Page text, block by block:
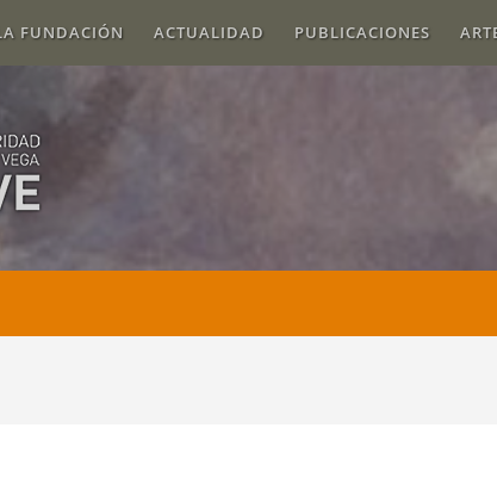
FUNDACIÓN ACTUALIDAD PUBLICACIONES